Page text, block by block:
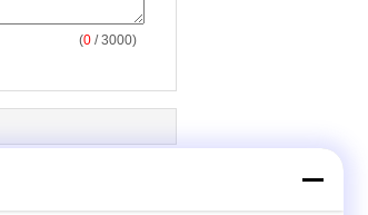
(0 / 3000)